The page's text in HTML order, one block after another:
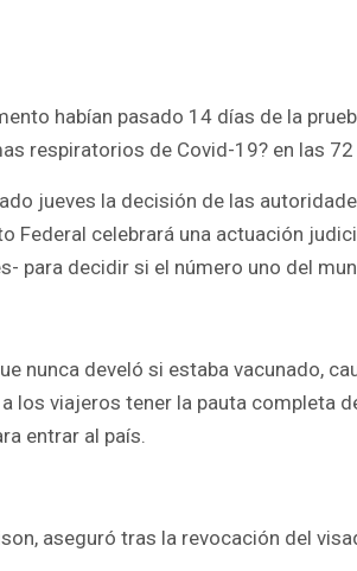
habían pasado 14 días de la
respiratorios de Covid-19? en las 72
jueves la decisión de las
Federal celebrará una actuación
para decidir si el número uno del
nunca develó si estaba vacunado,
los viajeros tener la pauta completa
entrar al país.
aseguró tras la revocación del